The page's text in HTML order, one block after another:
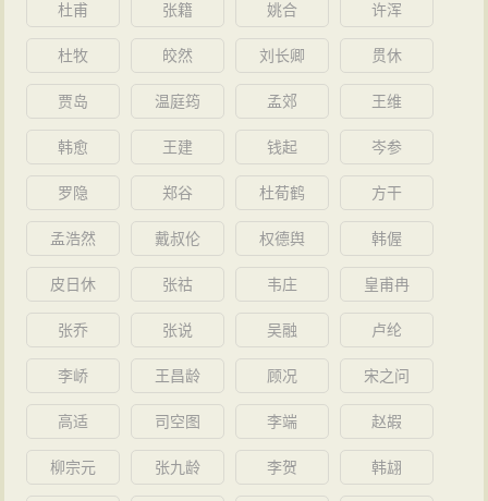
杜甫 张籍 姚合 许浑
杜牧 皎然 刘长卿 贯休
贾岛 温庭筠 孟郊 王维
韩愈 王建 钱起 岑参
罗隐 郑谷 杜荀鹤 方干
孟浩然 戴叔伦 权德舆 韩偓
皮日休 张祜 韦庄 皇甫冉
张乔 张说 吴融 卢纶
李峤 王昌龄 顾况 宋之问
高适 司空图 李端 赵嘏
柳宗元 张九龄 李贺 韩翃